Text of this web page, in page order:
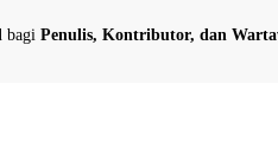
bagi Penulis, Kontributor, dan